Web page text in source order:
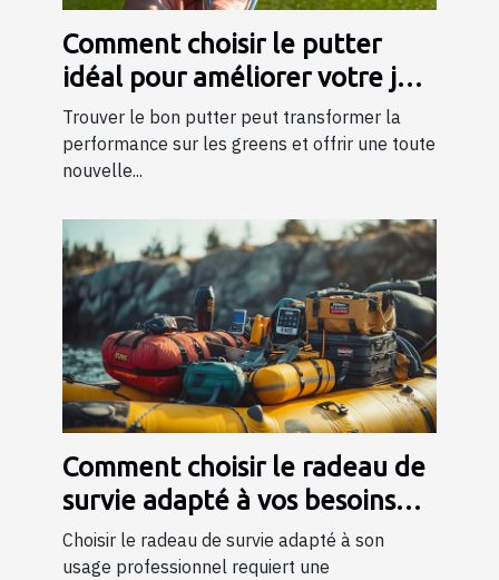
Comment choisir le putter
idéal pour améliorer votre jeu
?
Trouver le bon putter peut transformer la
performance sur les greens et offrir une toute
nouvelle...
Comment choisir le radeau de
survie adapté à vos besoins
professionnels ?
Choisir le radeau de survie adapté à son
usage professionnel requiert une